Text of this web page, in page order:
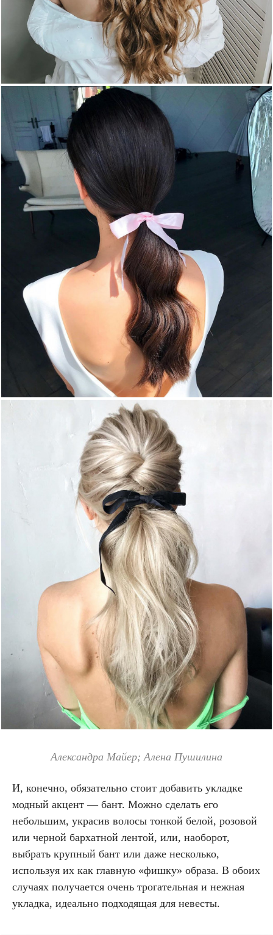
Александра Майер;Алена Пушилина
И, конечно, обязательно стоит добавить укладке
модный акцент — бант. Можно сделать его
небольшим, украсив волосы тонкой белой, розовой
или черной бархатной лентой, или, наоборот,
выбрать крупный бант или даже несколько,
используя их как главную «фишку» образа. В обоих
случаях получается очень трогательная и нежная
укладка, идеально подходящая для невесты.